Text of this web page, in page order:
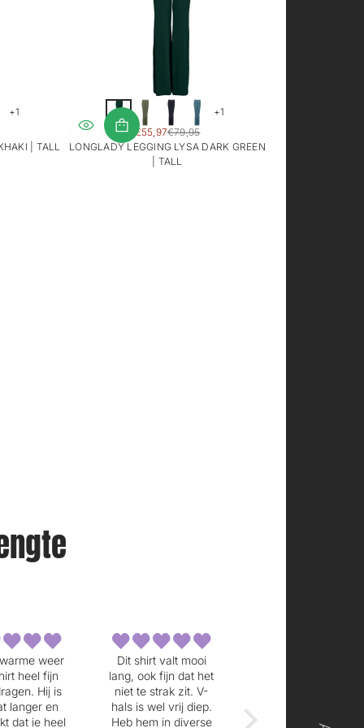
| TALL
+1
SALE
PRICE
€55,97 REGULAR
PRICE
€79,95
LONGLADY LEGGING LYSA DARK GREEN
| TALL
+1
valt mooi
fijn dat het
zit. V-
vrij diep.
in diverse
Valt lekker luchtig.
De krimp van deze
linnen broek valt erg
mee.